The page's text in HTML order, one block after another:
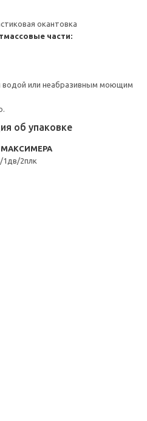
окантовка
части:
водой или неабразивным моющим
об упаковке
МАКСИМЕРА
2плк